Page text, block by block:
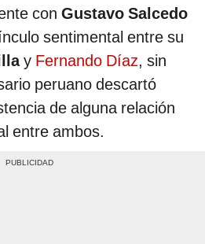
con Gustavo Salcedo
sentimental entre su
y Fernando Díaz, sin
peruano descartó
de alguna relación
entre ambos.